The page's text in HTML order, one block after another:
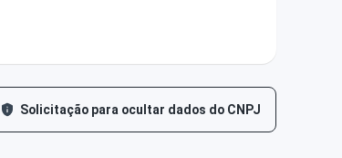
Solicitação para ocultar dados do CNPJ